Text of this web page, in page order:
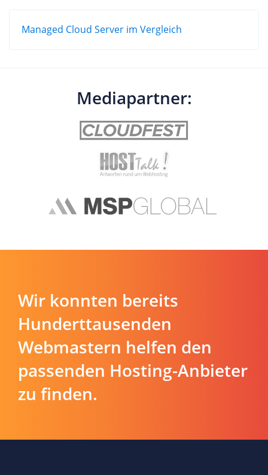
Managed Cloud Server im Vergleich
Mediapartner:
Wir konnten bereits
Hunderttausenden
Webmastern helfen den
passenden Hosting-Anbieter
zu finden.